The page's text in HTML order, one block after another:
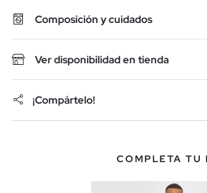
Composición y cuidados
Ver disponibilidad en tienda
¡Compártelo!
COMPLETA TU